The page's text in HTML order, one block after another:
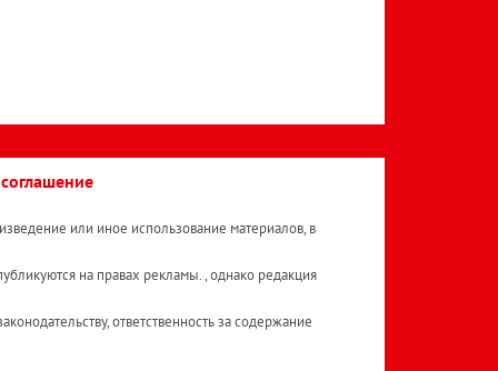
или иное использование материалов, в
на правах рекламы. , однако редакция
ответственность за содержание